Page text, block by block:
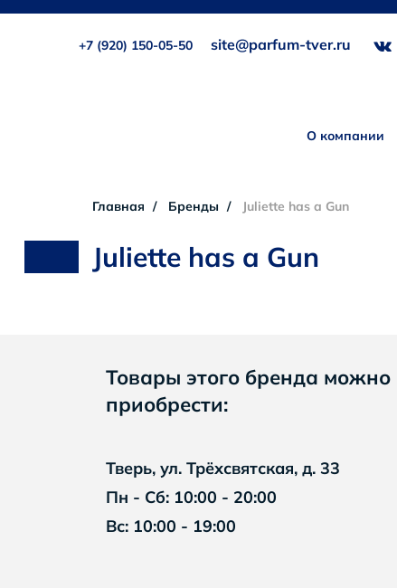
+7 (920) 150-05-50 site@parfum-tver.ru
О компании
Главная Бренды Juliette has a Gun
Juliette has a Gun
Товары этого бренда можно
приобрести:
Тверь, ул. Трёхсвятская, д. 33
Пн - Сб: 10:00 - 20:00
Вс: 10:00 - 19:00